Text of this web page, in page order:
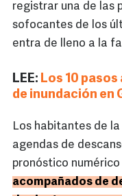
registrar una de las
sofocantes de los
entra de lleno a la
LEE: Los 10
de inundación en
Los habitantes de
agendas de
pronóstico
acompañados de